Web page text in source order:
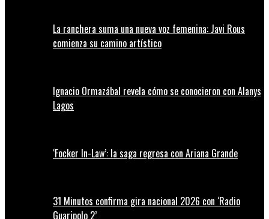
La ranchera suma una nueva voz femenina: Javi Rous
comienza su camino artístico
Ignacio Ormazábal revela cómo se conocieron con Alanys
Lagos
‘Focker In-Law’: la saga regresa con Ariana Grande
31 Minutos confirma gira nacional 2026 con ‘Radio
Guaripolo 2’